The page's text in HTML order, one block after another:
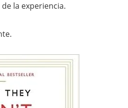
la experiencia.